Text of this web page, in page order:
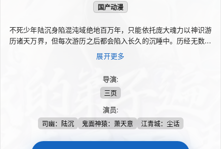
国产动漫
不死少年陆沉身陷混沌域绝地百万年，只能依托庞大魂力以神识游
历诸天万界，但每次游历之后都会陷入长久的沉睡中。历经无数年
的暗中布局，改变命数轮回，终于在又一次苏醒后，于神魔墓园脱
困而出，如龙入海。时过境迁，昔日被迫收下的徒弟竟成了修为通
的一只癞皮狗，也已成为一宗之祖。诸天万界，天地为局，众生为
子，对抗十二苍天，一切都在他谋划百万载的旷世奇局之中！
展开更多
导演:
三页
演员:
司幽：陆沉 鬼面神猿：萧天意 江青城：尘话